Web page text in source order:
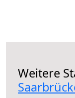
Weitere